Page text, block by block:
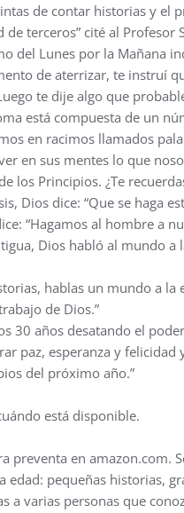
de contar historias y el
terceros” cité al Profesor
del Lunes por la Mañana
de aterrizar, te instruí
te dije algo que
está compuesta de un
en racimos llamados
en sus mentes lo que
los Principios. ¿Te
Dios dice: “Que se haga
“Hagamos al hombre a
Dios habló al mundo
hablas un mundo a la
de Dios.”
30 años desatando el
paz, esperanza y
del próximo año.”
está disponible.
preventa en amazon.com.
edad: pequeñas historias,
a varias personas que